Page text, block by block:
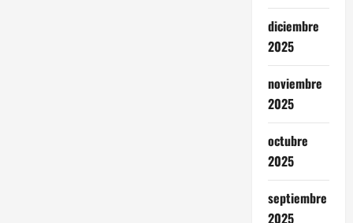
diciembre
2025
noviembre
2025
octubre
2025
septiembre
2025